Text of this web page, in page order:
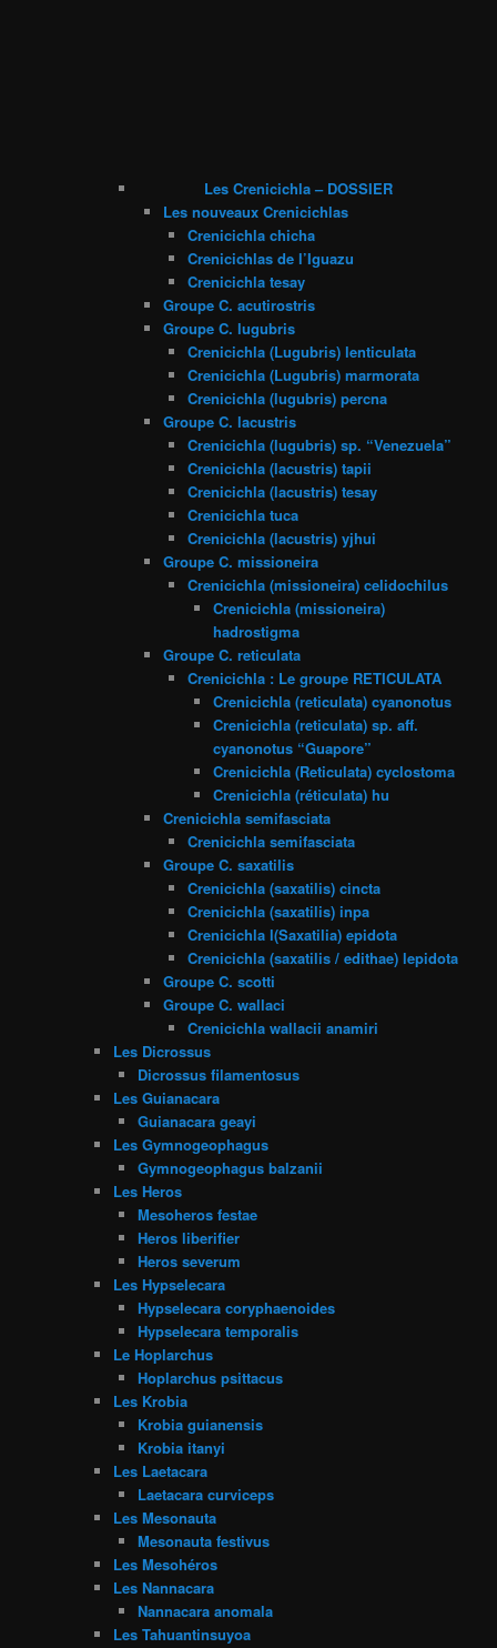
Les Crenicichla – DOSSIER
Les nouveaux Crenicichlas
Crenicichla chicha
Crenicichlas de l’Iguazu
Crenicichla tesay
Groupe C. acutirostris
Groupe C. lugubris
Crenicichla (Lugubris) lenticulata
Crenicichla (Lugubris) marmorata
Crenicichla (lugubris) percna
Groupe C. lacustris
Crenicichla (lugubris) sp. “Venezuela”
Crenicichla (lacustris) tapii
Crenicichla (lacustris) tesay
Crenicichla tuca
Crenicichla (lacustris) yjhui
Groupe C. missioneira
Crenicichla (missioneira) celidochilus
Crenicichla (missioneira)
hadrostigma
Groupe C. reticulata
Crenicichla : Le groupe RETICULATA
Crenicichla (reticulata) cyanonotus
Crenicichla (reticulata) sp. aff.
cyanonotus “Guapore”
Crenicichla (Reticulata) cyclostoma
Crenicichla (réticulata) hu
Crenicichla semifasciata
Crenicichla semifasciata
Groupe C. saxatilis
Crenicichla (saxatilis) cincta
Crenicichla (saxatilis) inpa
Crenicichla l(Saxatilia) epidota
Crenicichla (saxatilis / edithae) lepidota
Groupe C. scotti
Groupe C. wallaci
Crenicichla wallacii anamiri
Les Dicrossus
Dicrossus filamentosus
Les Guianacara
Guianacara geayi
Les Gymnogeophagus
Gymnogeophagus balzanii
Les Heros
Mesoheros festae
Heros liberifier
Heros severum
Les Hypselecara
Hypselecara coryphaenoides
Hypselecara temporalis
Le Hoplarchus
Hoplarchus psittacus
Les Krobia
Krobia guianensis
Krobia itanyi
Les Laetacara
Laetacara curviceps
Les Mesonauta
Mesonauta festivus
Les Mesohéros
Les Nannacara
Nannacara anomala
Les Tahuantinsuyoa